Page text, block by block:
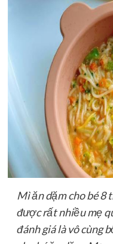
Mì ăn dặm cho bé 8
được rất nhiều mẹ
đánh giá là vô cùng